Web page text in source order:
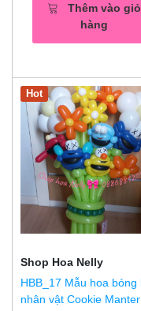
Thêm vào giỏ
hàng
Hot
Shop Hoa Nelly
HBB_17 Mẫu hoa bóng bay
nhân vật Cookie Manter